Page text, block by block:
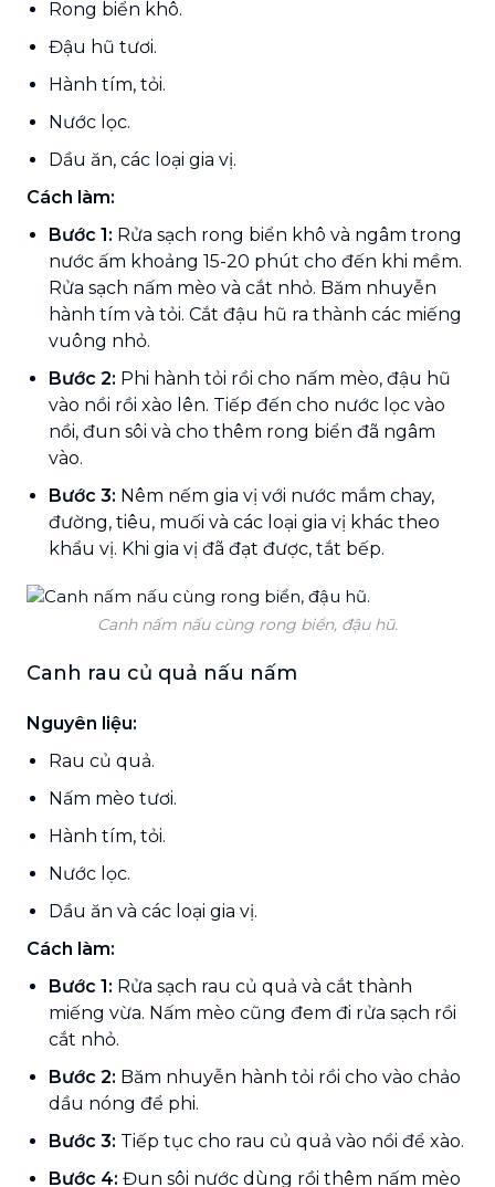
Rong biển khô.
Đậu hũ tươi.
Hành tím, tỏi.
Nước lọc.
Dầu ăn, các loại gia vị.
Cách làm:
Bước 1: Rửa sạch rong biển khô và ngâm trong
nước ấm khoảng 15-20 phút cho đến khi mềm.
Rửa sạch nấm mèo và cắt nhỏ. Băm nhuyễn
hành tím và tỏi. Cắt đậu hũ ra thành các miếng
vuông nhỏ.
Bước 2: Phi hành tỏi rồi cho nấm mèo, đậu hũ
vào nồi rồi xào lên. Tiếp đến cho nước lọc vào
nồi, đun sôi và cho thêm rong biển đã ngâm
vào.
Bước 3: Nêm nếm gia vị với nước mắm chay,
đường, tiêu, muối và các loại gia vị khác theo
khẩu vị. Khi gia vị đã đạt được, tắt bếp.
Canh nấm nấu cùng rong biển, đậu hũ.
Canh rau củ quả nấu nấm
Nguyên liệu:
Rau củ quả.
Nấm mèo tươi.
Hành tím, tỏi.
Nước lọc.
Dầu ăn và các loại gia vị.
Cách làm:
Bước 1: Rửa sạch rau củ quả và cắt thành
miếng vừa. Nấm mèo cũng đem đi rửa sạch rồi
cắt nhỏ.
Bước 2: Băm nhuyễn hành tỏi rồi cho vào chảo
dầu nóng để phi.
Bước 3: Tiếp tục cho rau củ quả vào nồi để xào.
Bước 4: Đun sôi nước dùng rồi thêm nấm mèo